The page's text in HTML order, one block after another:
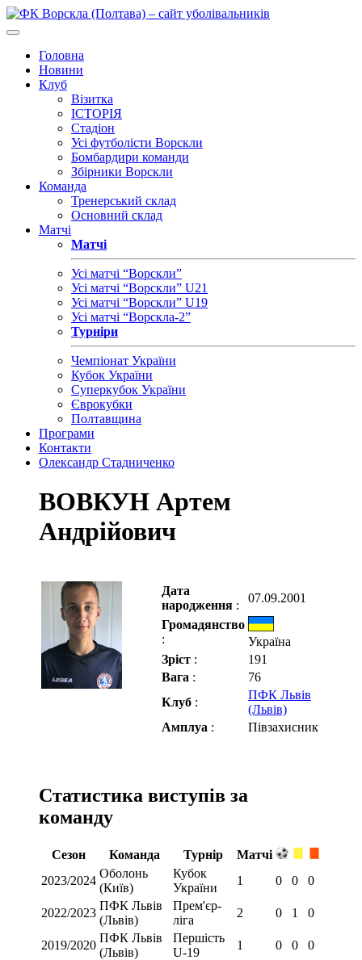
Головна
Новини
Клуб
Візитка
ІСТОРІЯ
Стадіон
Усі футболісти Ворскли
Бомбардири команди
Збірники Ворскли
Команда
Тренерський склад
Основний склад
Матчі
Матчі
Усі матчі “Ворскли”
Усі матчі “Ворскли” U21
Усі матчі “Ворскли” U19
Усі матчі “Ворскла-2”
Турніри
Чемпіонат України
Кубок України
Суперкубок України
Єврокубки
Полтавщина
Програми
Контакти
Олександр Стадниченко
ВОВКУН Артем
Андрійович
Дата
народження :
07.09.2001
Громадянство
:
Україна
Зріст :
191
Вага :
76
Клуб :
ПФК Львів
(Львів)
Амплуа : Півзахисник
Статистика виступів за
команду
Сезон Команда Турнір
Матчі
2023/2024
Оболонь
(Київ)
Кубок
України
1 0 0 0
2022/2023
ПФК Львів
(Львів)
Прем'єр-
ліга
2 0 1 0
2019/2020
ПФК Львів
(Львів)
Першість
U-19
1 0 0
0